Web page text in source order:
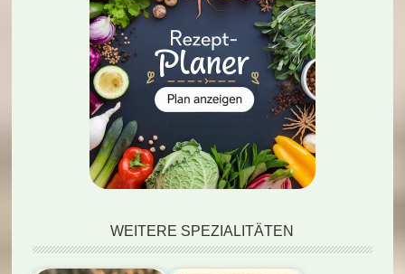
WEITERE SPEZIALITÄTEN